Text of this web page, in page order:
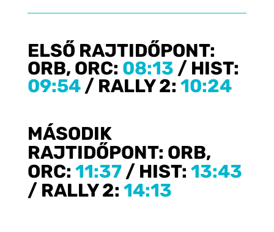
ELSŐ RAJTIDŐPONT:
ORB, ORC: 08:13 / HIST:
09:54/ RALLY 2: 10:24
MÁSODIK
RAJTIDŐPONT: ORB,
ORC: 11:37/ HIST: 13:43
/ RALLY 2: 14:13